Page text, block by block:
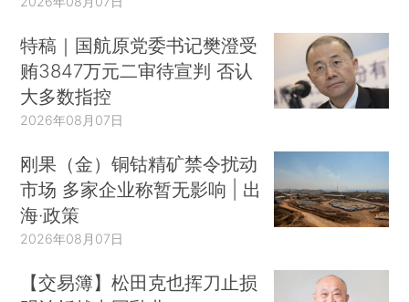
特稿｜国航原党委书记樊澄受
贿3847万元二审待宣判 否认
大多数指控
2026年08月07日
刚果（金）铜钴精矿禁令扰动
市场 多家企业称暂无影响 | 出
海·政策
2026年08月07日
【交易簿】松田克也挥刀止损